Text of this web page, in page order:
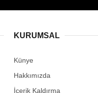
KURUMSAL
Künye
Hakkımızda
İçerik Kaldırma